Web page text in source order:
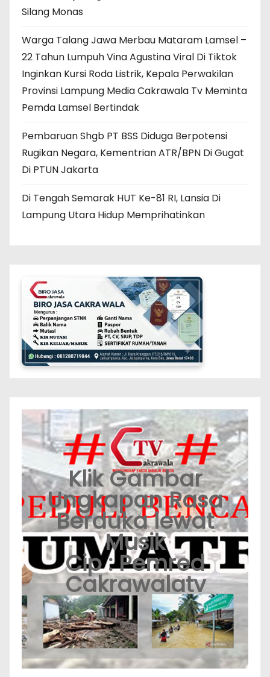
Silang Monas
Warga Talang Jawa Merbau Mataram Lamsel –
22 Tahun Lumpuh Vina Agustina Viral Di Tiktok
Inginkan Kursi Roda Listrik, Kepala Perwakilan
Provinsi Lampung Media Cakrawala Tv Meminta
Pemda Lamsel Bertindak
Pembaruan Shgb PT BSS Diduga Berpotensi
Rugikan Negara, Kementrian ATR/BPN Di Gugat
Di PTUN Jakarta
Di Tengah Semarak HUT Ke-81 RI, Lansia Di
Lampung Utara Hidup Memprihatinkan
Klik Gambar
Ungkapan Rasa
Berduka lewat
Musik
Cip : Pemred
Cakrawalatv